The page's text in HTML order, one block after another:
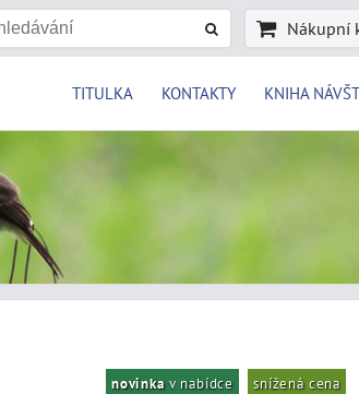
Nákupní
TITULKA KONTAKTY KNIHA
novinkav nabídce snížená cena